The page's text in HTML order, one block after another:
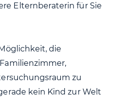
Elternberaterin für Sie
die
zu
kein Kind zur Welt